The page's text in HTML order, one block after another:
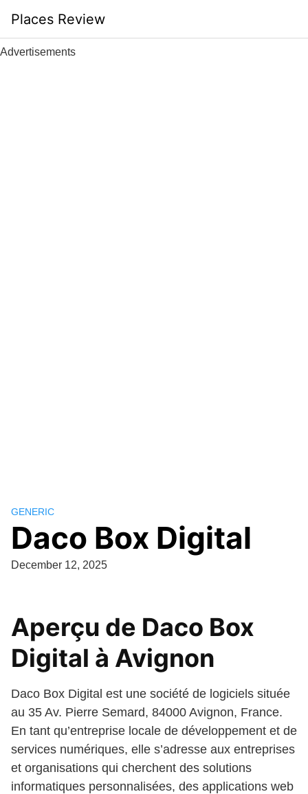
content
Places Review
Advertisements
GENERIC
Daco Box Digital
December 12, 2025
Aperçu de Daco Box
Digital à Avignon
Daco Box Digital est une société de logiciels située
au 35 Av. Pierre Semard, 84000 Avignon, France.
En tant qu’entreprise locale de développement et de
services numériques, elle s’adresse aux entreprises
et organisations qui cherchent des solutions
informatiques personnalisées, des applications web